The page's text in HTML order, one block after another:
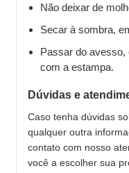
Não deixar de
Secar à sombra,
Passar do avesso,
com a estampa.
Dúvidas e
Caso tenha dúvidas
qualquer outra
contato com nosso
você a escolher sua